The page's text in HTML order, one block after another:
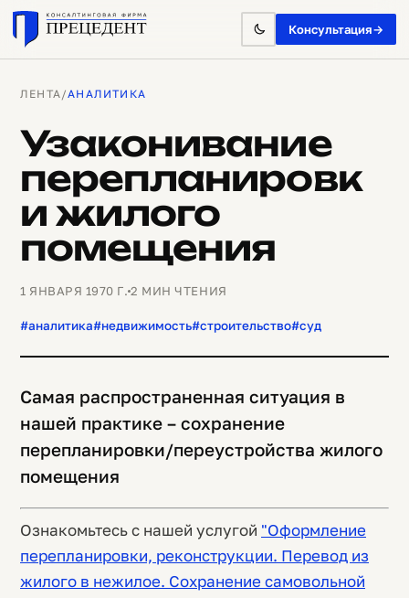
Консультация→
ЛЕНТА/АНАЛИТИКА
Узаконивание
перепланировк
и жилого
помещения
1 ЯНВАРЯ 1970 Г.2 МИН ЧТЕНИЯ
#аналитика#недвижимость#строительство#суд
Самая распространенная ситуация в
нашей практике – сохранение
перепланировки/переустройства жилого
помещения
Ознакомьтесь с нашей услугой "Оформление
перепланировки, реконструкции. Перевод из
жилого в нежилое. Сохранение самовольной